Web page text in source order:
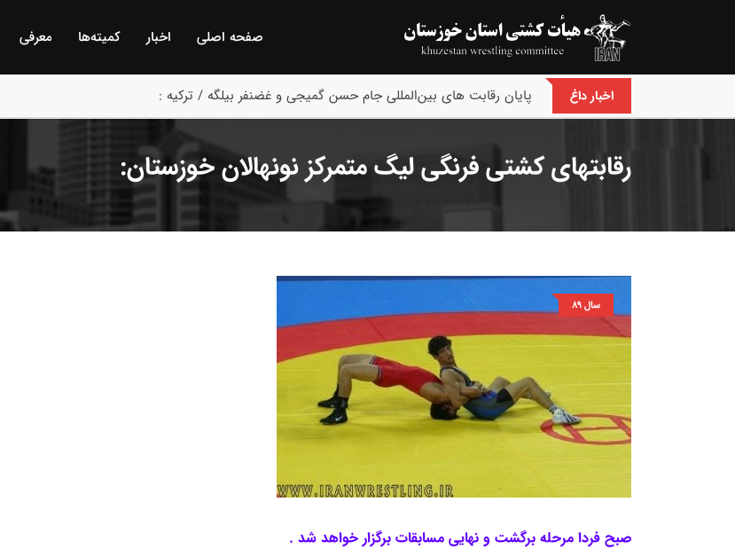
صفحه اصلی اخبار كمیته‌ها معرفی
اخبار داغ پایان رقابت های بین‌المللی جام حسن گمیجی و غضنفر بیلگه / ترکیه :
رقابتهای کشتی فرنگی لیگ متمرکز نونهالان خوزستان:
سال 89
صبح فردا مرحله برگشت و نهایی مسابقات برگزار خواهد شد .